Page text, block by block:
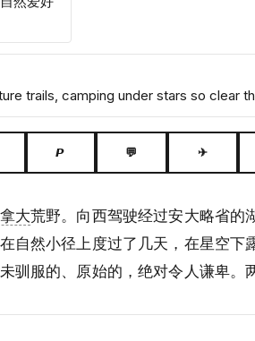
trails, camping under stars so clear
𝙋 💬 ✈
大荒野。向西驾驶经过安大略省
自然小径上度过了几天，在星空下
驯服的、原始的，绝对令人谦卑